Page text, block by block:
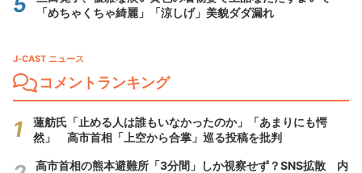
「めちゃくちゃ綺麗」「涼しげ」美貌ダダ漏れ
J-CAST ニュース
コメントランキング
蓮舫氏「止める人は誰もいなかったのか」「あまりにも愕
然」 高市首相「上空から合掌」巡る投稿を批判
高市首相の熊本避難所「3分間」しか視察せず？SNS拡散 内